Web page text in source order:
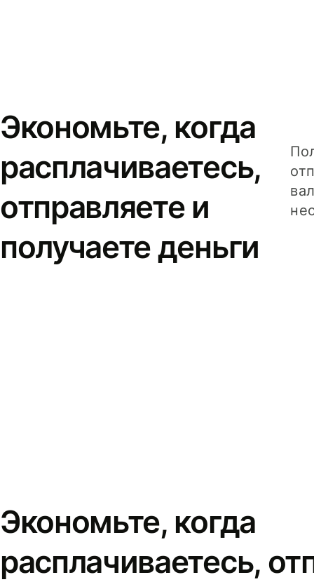
Экономьте, когда
расплачиваетесь,
отправляете и
получаете деньги
Экономьте, когда
расплачиваетесь,